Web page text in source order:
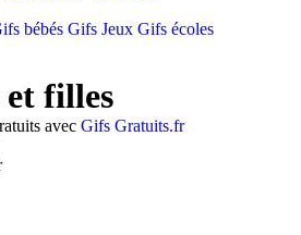
bébés Gifs Jeux Gifs écoles
et filles
avec Gifs Gratuits.fr